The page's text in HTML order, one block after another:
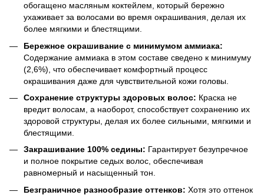
обогащено масляным коктейлем, который бережно
ухаживает за волосами во время окрашивания, делая их
более мягкими и блестящими.
Бережное окрашивание с минимумом аммиака:
Содержание аммиака в этом составе сведено к минимуму
(2,6%), что обеспечивает комфортный процесс
окрашивания даже для чувствительной кожи головы.
Сохранение структуры здоровых волос: Краска не
вредит волосам, а наоборот, способствует сохранению их
здоровой структуры, делая их более сильными, мягкими и
блестящими.
Закрашивание 100% седины: Гарантирует безупречное
и полное покрытие седых волос, обеспечивая
равномерный и насыщенный тон.
Безграничное разнообразие оттенков: Хотя это оттенок